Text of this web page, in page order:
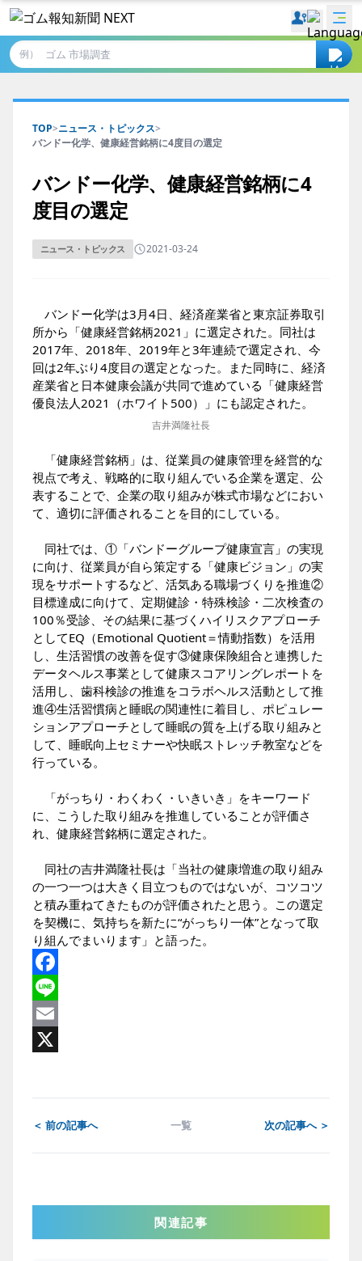
例）
TOP>ニュース・トピックス>
バンドー化学、健康経営銘柄に4度目の選定
バンドー化学、健康経営銘柄に4
度目の選定
ニュース・トピックス 2021-03-24
バンドー化学は3月4日、経済産業省と東京証券取引
所から「健康経営銘柄2021」に選定された。同社は
2017年、2018年、2019年と3年連続で選定され、今
回は2年ぶり4度目の選定となった。また同時に、経済
産業省と日本健康会議が共同で進めている「健康経営
優良法人2021（ホワイト500）」にも認定された。
吉井満隆社長
「健康経営銘柄」は、従業員の健康管理を経営的な
視点で考え、戦略的に取り組んでいる企業を選定、公
表することで、企業の取り組みが株式市場などにおい
て、適切に評価されることを目的にしている。
同社では、①「バンドーグループ健康宣言」の実現
に向け、従業員が自ら策定する「健康ビジョン」の実
現をサポートするなど、活気ある職場づくりを推進②
目標達成に向けて、定期健診・特殊検診・二次検査の
100％受診、その結果に基づくハイリスクアプローチ
としてEQ（Emotional Quotient＝情動指数）を活用
し、生活習慣の改善を促す③健康保険組合と連携した
データヘルス事業として健康スコアリングレポートを
活用し、歯科検診の推進をコラボヘルス活動として推
進④生活習慣病と睡眠の関連性に着目し、ポピュレー
ションアプローチとして睡眠の質を上げる取り組みと
して、睡眠向上セミナーや快眠ストレッチ教室などを
行っている。
「がっちり・わくわく・いきいき」をキーワード
に、こうした取り組みを推進していることが評価さ
れ、健康経営銘柄に選定された。
同社の吉井満隆社長は「当社の健康増進の取り組み
の一つ一つは大きく目立つものではないが、コツコツ
と積み重ねてきたものが評価されたと思う。この選定
を契機に、気持ちを新たに“がっちり一体”となって取
り組んでまいります」と語った。
Facebook
Line
Email
＜ 前の記事へ 一覧 次の記事へ ＞
関連記事